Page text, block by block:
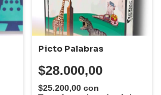
Picto Palabras
$28.000,00
$25.200,00 con